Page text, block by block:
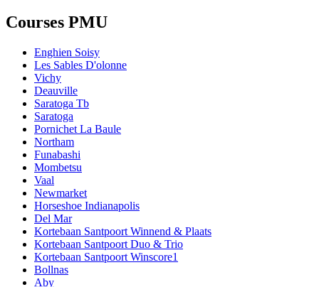
Courses PMU
Enghien Soisy
Les Sables D'olonne
Vichy
Deauville
Saratoga Tb
Saratoga
Pornichet La Baule
Northam
Funabashi
Mombetsu
Vaal
Newmarket
Horseshoe Indianapolis
Del Mar
Kortebaan Santpoort Winnend & Plaats
Kortebaan Santpoort Duo & Trio
Kortebaan Santpoort Winscore1
Bollnas
Aby